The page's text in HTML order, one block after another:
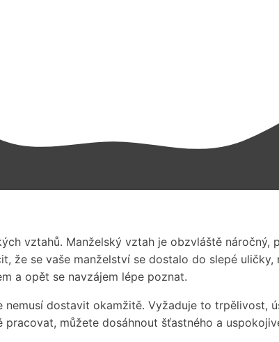
vztahů. Manželský vztah je obzvláště náročný,
se vaše manželství se dostalo do slepé uličky,
a opět se navzájem lépe poznat.
dostavit okamžitě. Vyžaduje to trpělivost,
můžete dosáhnout šťastného a